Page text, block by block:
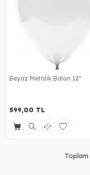
Beyaz Metalik Balon 12"
599,00 TL
Toplam